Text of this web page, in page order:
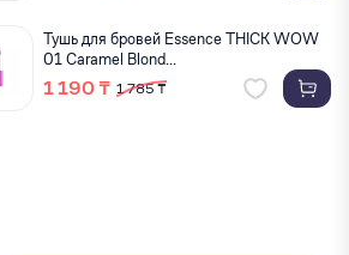
Тушь для бровей Essence THICK WOW
01 Caramel Blond...
1 190 ₸ 1 785 ₸